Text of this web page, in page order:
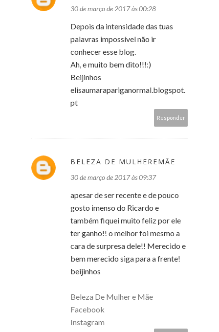
30 de março de 2017 às 00:28
Depois da intensidade das tuas
palavras impossível não ir
conhecer esse blog.
Ah, e muito bem dito!!!:)
Beijinhos
elisaumarapariganormal.blogspot.
pt
Responder
BELEZA DE MULHEREMÃE
30 de março de 2017 às 09:37
apesar de ser recente e de pouco
gosto imenso do Ricardo e
também fiquei muito feliz por ele
ter ganho!! o melhor foi mesmo a
cara de surpresa dele!! Merecido e
bem merecido siga para a frente!
beijinhos
Beleza De Mulher e Mãe
Facebook
Instagram